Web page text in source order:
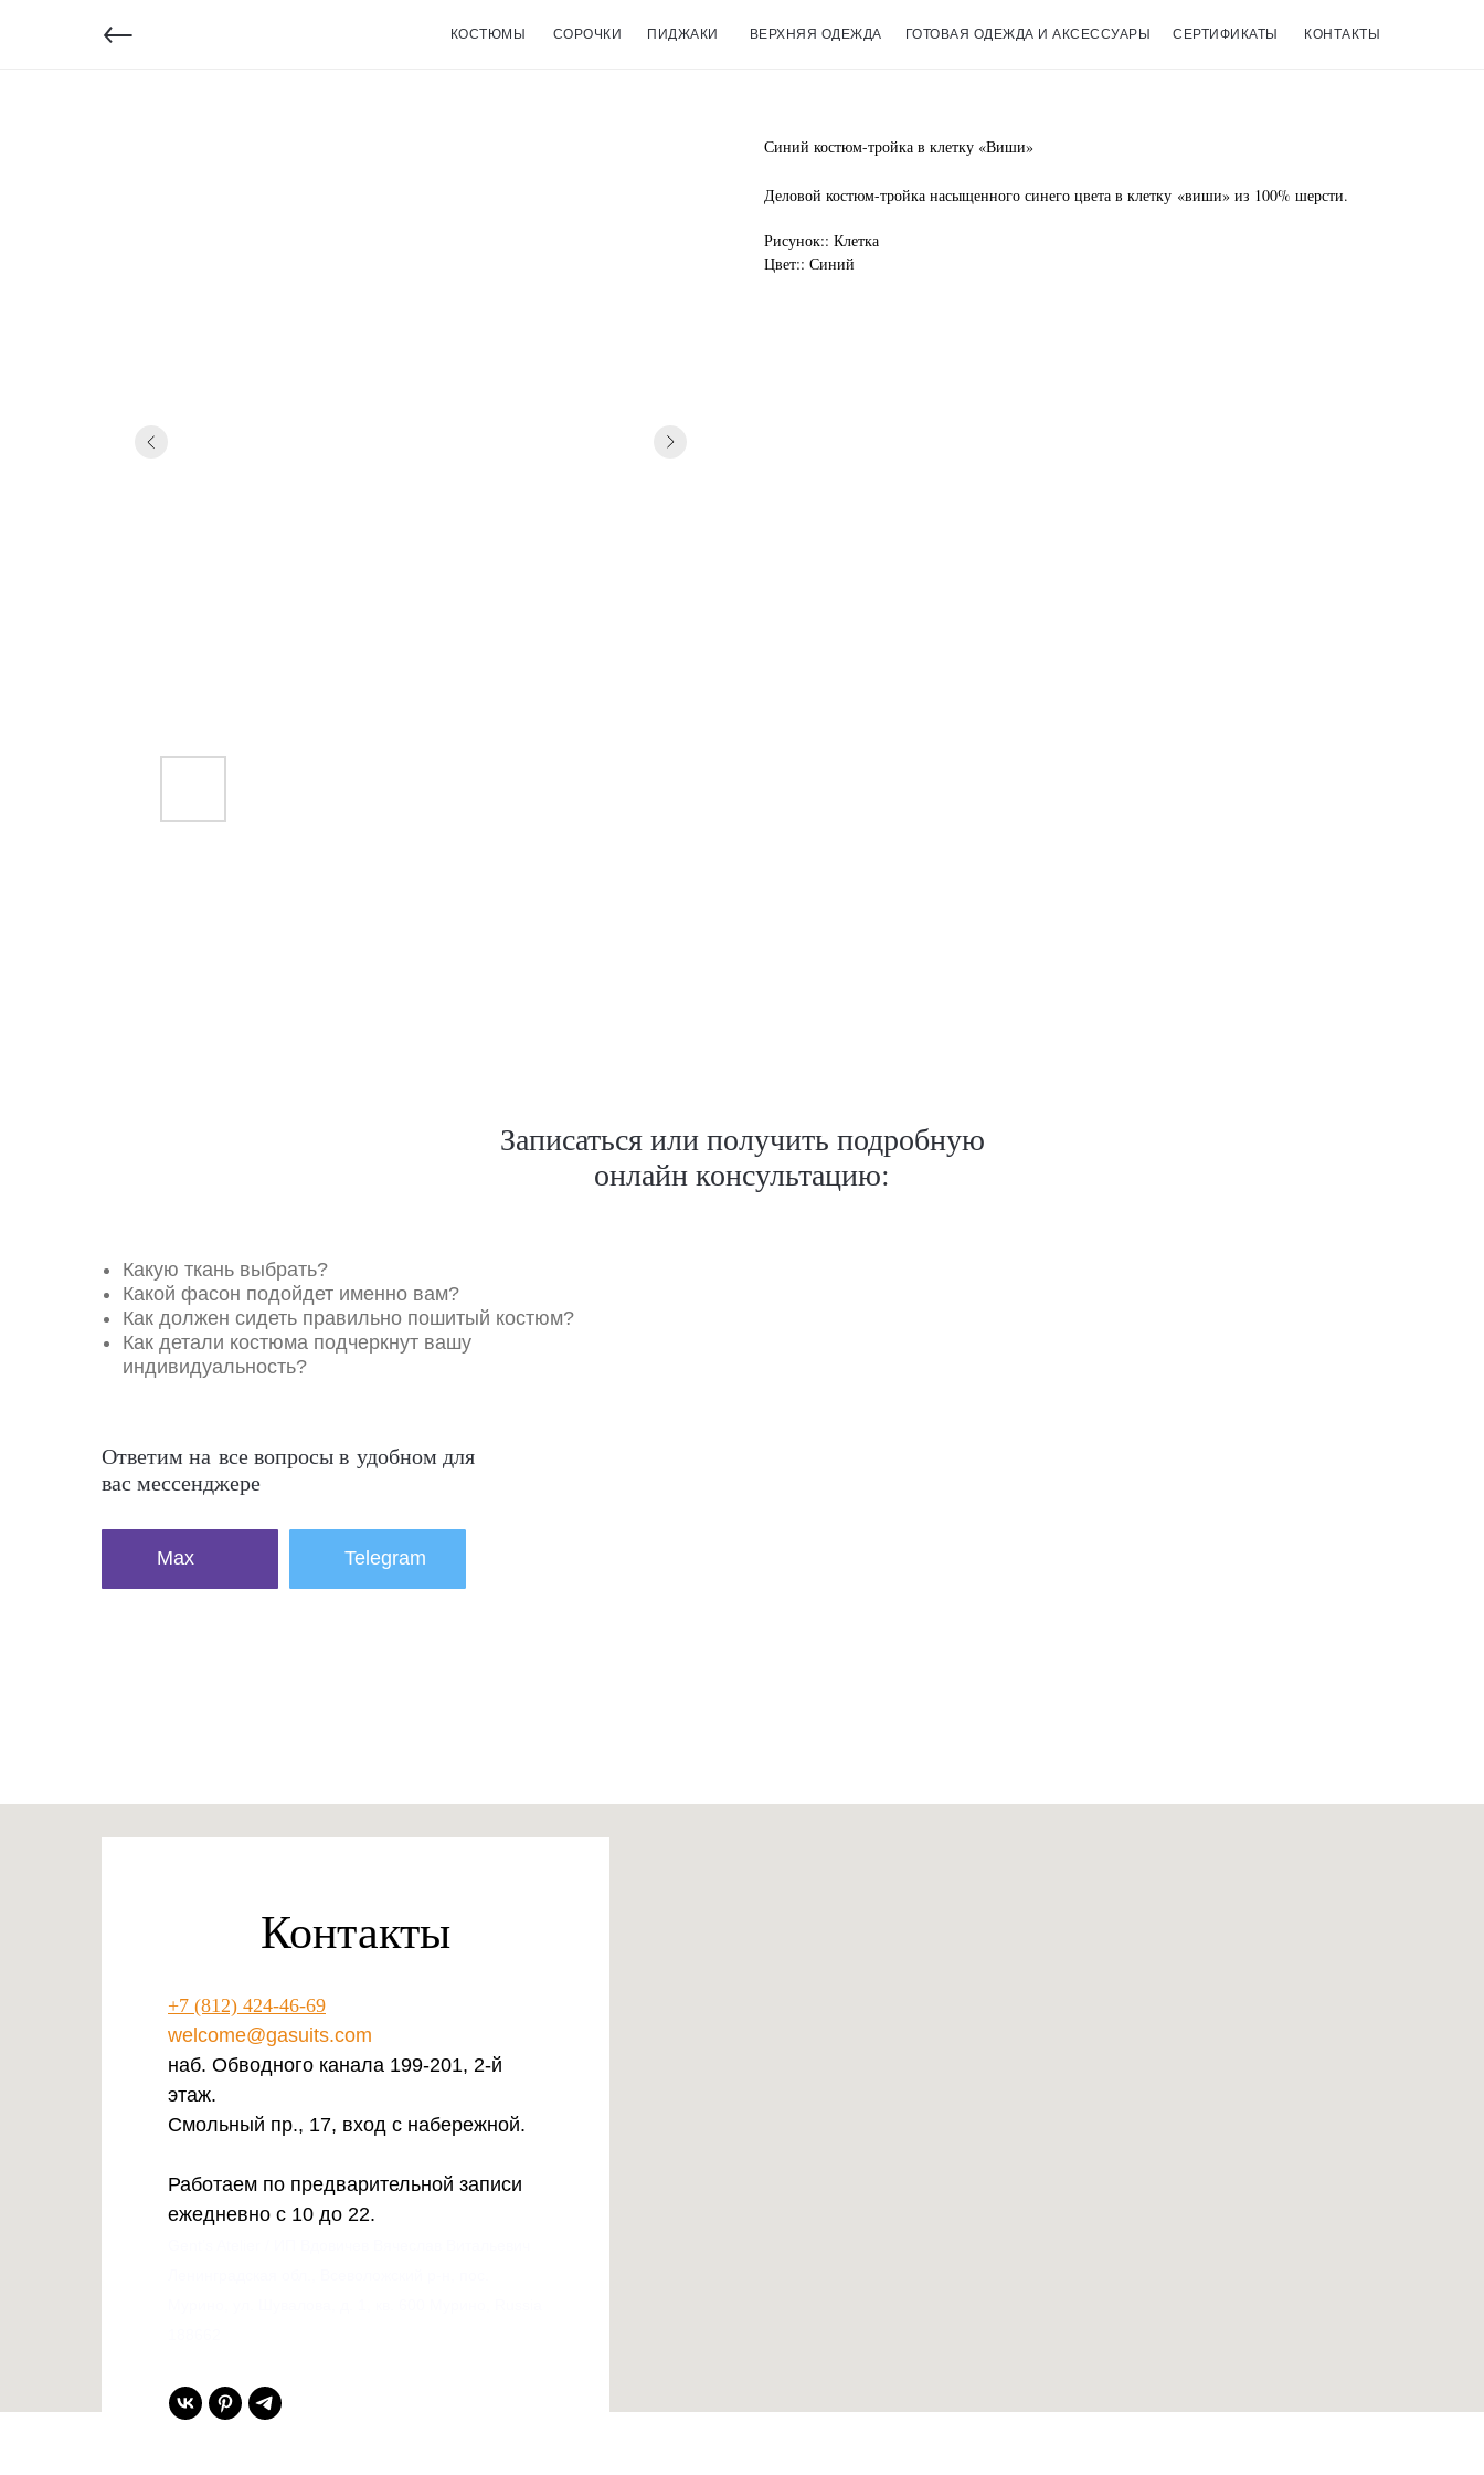
КОСТЮМЫ
← СОРОЧКИ ПИДЖАКИ ВЕРХНЯЯ ОДЕЖДА ГОТОВАЯ ОДЕЖДА И АКСЕССУАРЫ СЕРТИФИКАТЫ КОНТАКТЫ
Синий костюм-тройка в клетку «Виши»
Деловой костюм-тройка насыщенного синего цвета в клетку «виши» из 100% шерсти.
Рисунок:: Клетка
Цвет:: Синий
Записаться или получить подробную
онлайн консультацию:
Какую ткань выбрать?
Какой фасон подойдет именно вам?
Как должен сидеть правильно пошитый костюм?
Как детали костюма подчеркнут вашу
индивидуальность?
Ответим на все вопросы в удобном для
вас мессенджере
Max Telegram
Контакты
+7 (812) 424-46-69
welcome@gasuits.com
наб. Обводного канала 199-201, 2-й
этаж.
Смольный пр., 17, вход с набережной.
Работаем по предварительной записи
ежедневно с 10 до 22.